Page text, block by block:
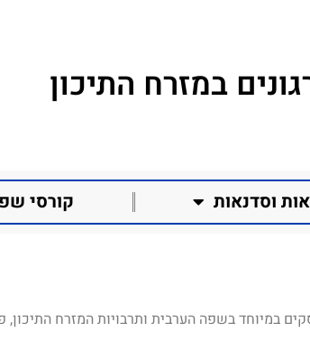
במזרח התיכון
וסדנאות קורסי
במיוחד בשפה הערבית ותרבויות המזרח התיכון,